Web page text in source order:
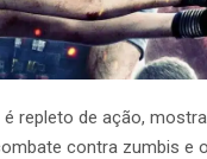
repleto de ação,
contra zumbis e